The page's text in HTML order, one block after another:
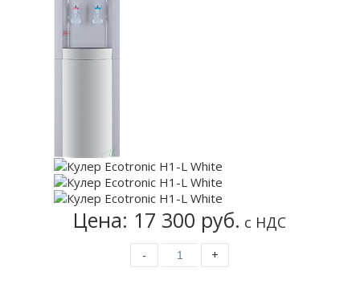
Цена: 17 300 руб. с НДС
- +